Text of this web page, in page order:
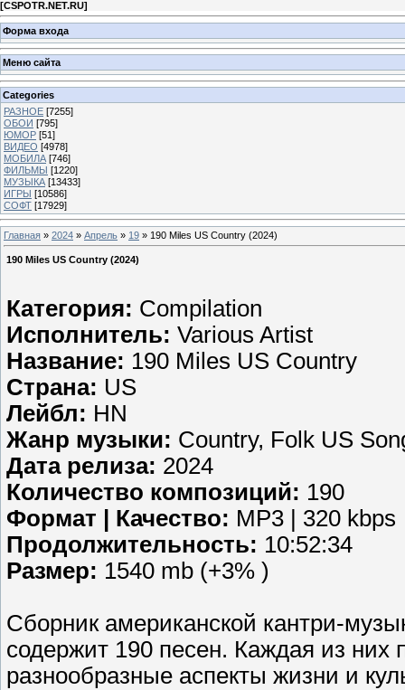
[CSPOTR.NET.RU]
Форма входа
Меню сайта
Categories
РАЗНОЕ [7255]
ОБОИ [795]
ЮМОР [51]
ВИДЕО [4978]
МОБИЛА [746]
ФИЛЬМЫ [1220]
МУЗЫКА [13433]
ИГРЫ [10586]
СОФТ [17929]
Главная » 2024 » Апрель » 19 » 190 Miles US Country (2024)
190 Miles US Country (2024)
Категория: Compilation
Исполнитель: Various Artist
Название: 190 Miles US Country
Страна: US
Лейбл: HN
Жанр музыки: Country, Folk US
Дата релиза: 2024
Количество композиций: 190
Формат | Качество: MP3 | 320 kbps
Продолжительность: 10:52:34
Размер: 1540 mb (+3% )
Сборник американской кантри-
содержит 190 песен. Каждая из них
разнообразные аспекты жизни и